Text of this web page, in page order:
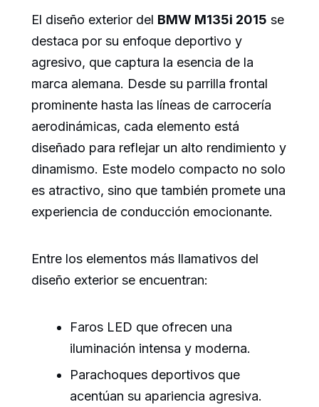
El diseño exterior del BMW M135i 2015 se
destaca por su enfoque deportivo y
agresivo, que captura la esencia de la
marca alemana. Desde su parrilla frontal
prominente hasta las líneas de carrocería
aerodinámicas, cada elemento está
diseñado para reflejar un alto rendimiento y
dinamismo. Este modelo compacto no solo
es atractivo, sino que también promete una
experiencia de conducción emocionante.
Entre los elementos más llamativos del
diseño exterior se encuentran:
Faros LED que ofrecen una
iluminación intensa y moderna.
Parachoques deportivos que
acentúan su apariencia agresiva.